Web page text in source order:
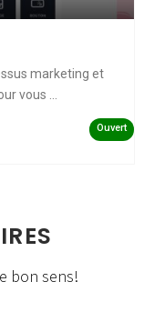
marketing et
vous ...
Ouvert
bon sens!